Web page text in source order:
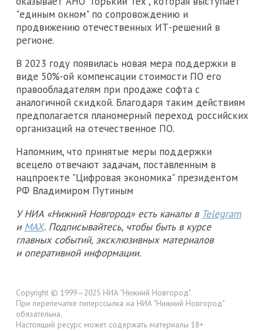
"единым окном" по сопровождению и
продвижению отечественных ИТ-решений в
регионе.
В 2023 году появилась новая мера поддержки в
виде 50%-ой компенсации стоимости ПО его
правообладателям при продаже софта с
аналогичной скидкой. Благодаря таким действиям
предполагается планомерный переход российских
организаций на отечественное ПО.
Напомним, что принятые меры поддержки
всецело отвечают задачам, поставленным в
нацпроекте "Цифровая экономика" президентом
РФ Владимиром Путиным
У НИА «Нижний Новгород» есть каналы в Telegram
и MAX. Подписывайтесь, чтобы быть в курсе
главных событий, эксклюзивных материалов
и оперативной информации.
Copyright © 1999—2025 НИА "Нижний Новгород".
При перепечатке гиперссылка на НИА "Нижний Новгород"
обязательна.
Настоящий ресурс может содержать материалы 18+